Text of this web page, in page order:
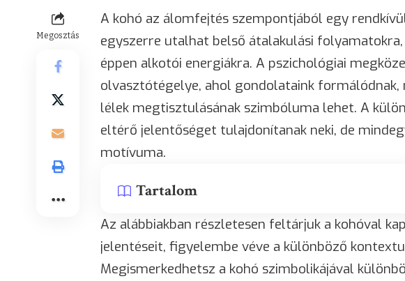
Megosztás
A kohó az álomfejtés szempontjából egy
egyszerre utalhat belső átalakulási
éppen alkotói energiákra. A pszichológiai
olvasztótégelye, ahol gondolataink
lélek megtisztulásának szimbóluma lehet. A
eltérő jelentőséget tulajdonítanak neki, de
motívuma.
Tartalom
Az alábbiakban részletesen feltárjuk a kohóval
jelentéseit, figyelembe véve a különböző
Megismerkedhetsz a kohó szimbolikájával